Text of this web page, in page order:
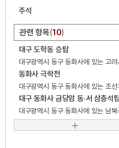
국가보위비상대책위원회
주석
관련 항목 10
대구 도학동 승탑
동화사 극락전
대구 동화사 금당암 동·서 삼층석